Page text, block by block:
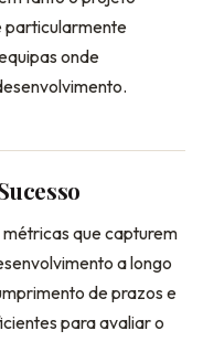
particularmente
onde
que capturem
a longo
de prazos e
para avaliar o